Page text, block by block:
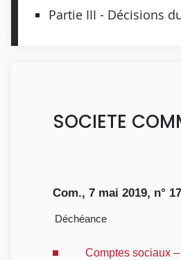
Partie III - Décisions
SOCIETE
Com., 7 mai 2019, n°
Déchéance
Comptes sociaux